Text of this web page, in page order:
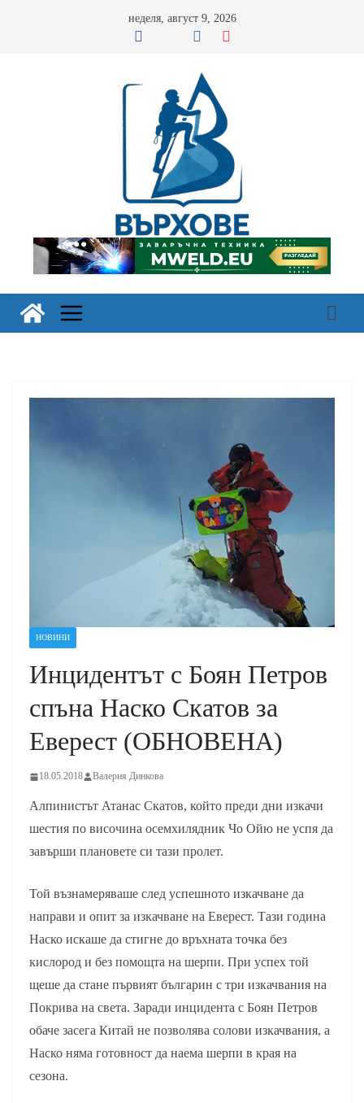
неделя, август 9, 2026
НОВИНИ
Инцидентът с Боян Петров
спъна Наско Скатов за
Еверест (ОБНОВЕНА)
18.05.2018 Валерия Динкова
Алпинистът Атанас Скатов, който преди дни изкачи
шестия по височина осемхилядник Чо Ойю не успя да
завърши плановете си тази пролет.
Той възнамеряваше след успешното изкачване да
направи и опит за изкачване на Еверест. Тази година
Наско искаше да стигне до връхната точка без
кислород и без помощта на шерпи. При успех той
щеше да стане първият българин с три изкачвания на
Покрива на света. Заради инцидента с Боян Петров
обаче засега Китай не позволява солови изкачвания, а
Наско няма готовност да наема шерпи в края на
сезона.